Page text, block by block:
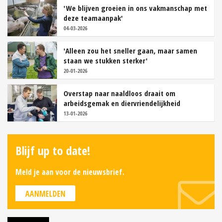
'We blijven groeien in ons vakmanschap met
deze teamaanpak'
04-03-2026
'Alleen zou het sneller gaan, maar samen
staan we stukken sterker'
20-01-2026
Overstap naar naaldloos draait om
arbeidsgemak en diervriendelijkheid
13-01-2026
Blijf up to date!
Meld je aan voor de nieuwsbrief.
AANMELDEN